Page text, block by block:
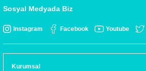
Sosyal Medyada Biz
Instagram Facebook Youtube
Kurumsal